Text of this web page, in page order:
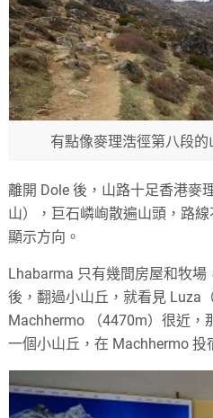
有點像麥理浩徑第八段的
離開 Dole 後，山路十足香港麥
山），巨石嶙峋散遍山頭，路
顯示方向。
Lhabarma 只有幾間房屋和牧
後，翻過小山丘，就看見 Luza
Machhermo （4470m）很近，
一個小山丘，在 Machhermo 投